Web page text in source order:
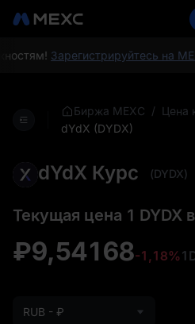
Зарегистрируйтесь на
Биржа MEXC / Цена
dYdX (DYDX)
dYdX Курс (DYDX)
Текущая цена 1 DYDX
₽9,54168-1,18%
RUB - ₽